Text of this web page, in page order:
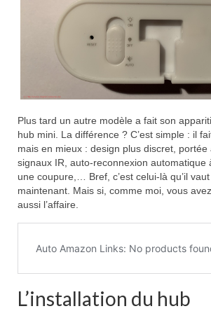
Plus tard un autre modèle a fait son
hub mini. La différence ? C’est simple : il
mais en mieux : design plus discret,
signaux IR, auto-reconnexion automatique
une coupure,… Bref, c’est celui-là qu’il
maintenant. Mais si, comme moi, vous
aussi l’affaire.
L’installation du hub